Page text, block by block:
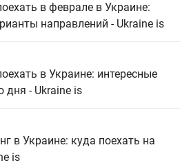
в феврале в Украине:
направлений - Ukraine is
в Украине: интересные
дня - Ukraine is
в Украине: куда поехать на
is